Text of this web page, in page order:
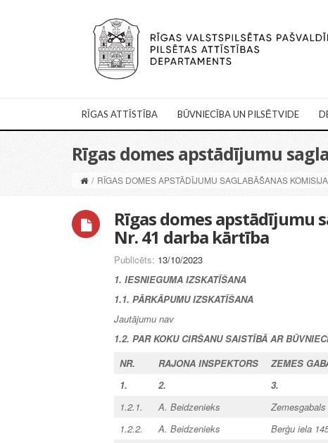
RĪGAS ATTĪSTĪBA BŪVNIECĪBA UN PILSĒTVIDE
Rīgas domes apstādījumu
/ RĪGAS DOMES APSTĀDĪJUMU SAGLABĀŠANAS
Rīgas domes apstādījumu
Nr. 41 darba kārtība
Publicēts: 13/10/2023
1. IESNIEGUMA IZSKATĪŠANA
1.1. PĀRKĀPUMU IZSKATĪŠANA
Jautājumu nav
1.2. PAR KOKU CIRŠANU SAISTĪBĀ AR
NR.
RAJONA INSPEKTORS
ZEMES
1.
2.
3.
1.2.1.
A. Beidzenieks
1.2.2.
A. Beidzenieks
Berģu iela